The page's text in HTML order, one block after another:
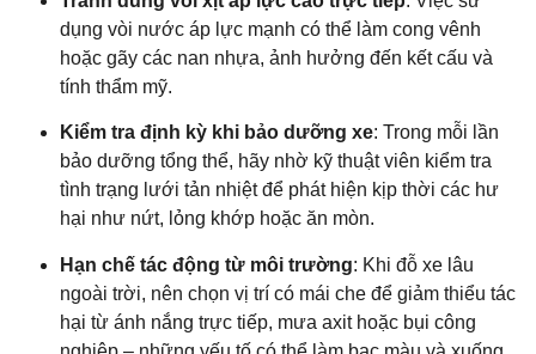
dụng vòi nước áp lực mạnh có thể làm cong vênh
hoặc gãy các nan nhựa, ảnh hưởng đến kết cấu và
tính thẩm mỹ.
Kiểm tra định kỳ khi bảo dưỡng xe: Trong mỗi lần
bảo dưỡng tổng thể, hãy nhờ kỹ thuật viên kiểm tra
tình trạng lưới tản nhiệt để phát hiện kịp thời các hư
hại như nứt, lỏng khớp hoặc ăn mòn.
Hạn chế tác động từ môi trường: Khi đỗ xe lâu
ngoài trời, nên chọn vị trí có mái che để giảm thiểu tác
hại từ ánh nắng trực tiếp, mưa axit hoặc bụi công